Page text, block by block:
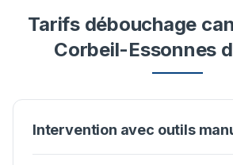
Tarifs débouchage
Corbeil-Essonnes
Intervention avec outils